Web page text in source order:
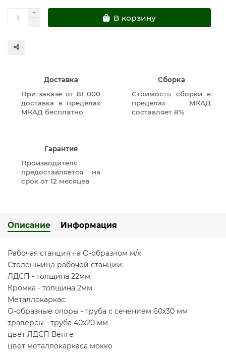
В корзину
Доставка
При заказе от 81 000
доставка в пределах
МКАД бесплатно
Сборка
Стоимость сборки в
пределах МКАД
составляет 8%
Гарантия
Производителя
предоставляется на
срок от 12 месяцев
Описание Информация
Рабочая станция на О-образном м/к
Столешница рабочей станции:
ЛДСП - толщина 22мм
Кромка - толщина 2мм
Металлокаркас:
О-образные опоры - труба с сечением 60х30 мм
траверсы - труба 40х20 мм
цвет ЛДСП Венге
цвет металлокаркаса мокко